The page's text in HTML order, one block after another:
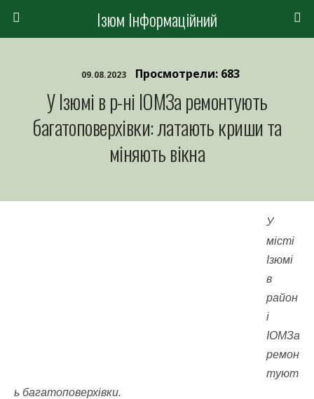
Ізюм Інформаційний
09.08.2023 Просмотрели: 683
У Ізюмі в р-ні ІОМЗа ремонтують
багатоповерхівки: латають криши та
міняють вікна
У
місті
Ізюмі
в
район
і
ІОМЗа
ремон
туют
ь багатоповерхівки.